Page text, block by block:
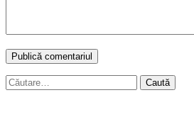
Caută
după: